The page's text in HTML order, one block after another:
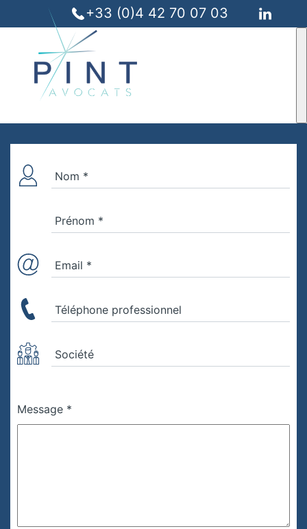
+33 (0)4 42 70 07 03
Nom *
Prénom *
Email *
Téléphone professionnel
Société
Message *